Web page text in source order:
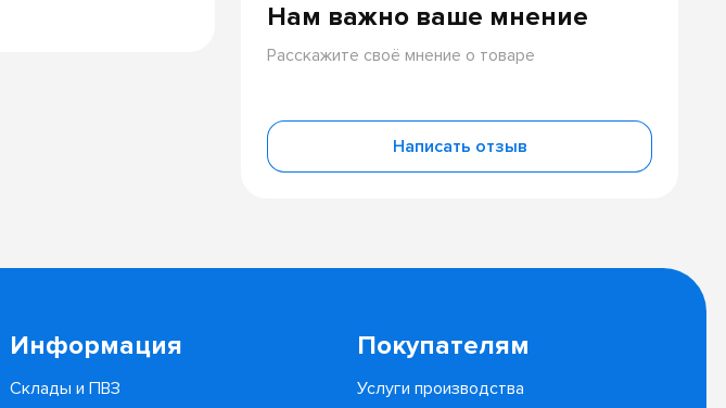
Нам важно ваше мнение
Расскажите своё мнение о товаре
Написать отзыв
Информация
Склады и ПВЗ
Покупателям
Услуги производства